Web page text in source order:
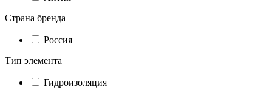
Страна бренда
Россия
Тип элемента
Гидроизоляция